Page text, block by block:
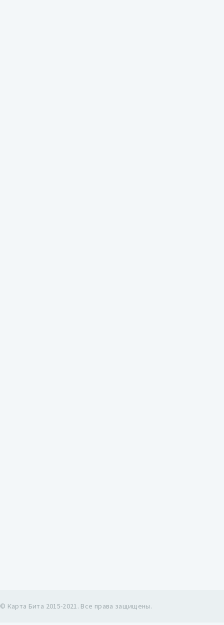
© Карта Бита 2015-2021. Все права защищены.